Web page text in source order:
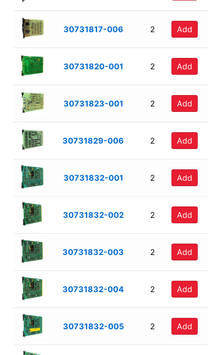
30731817-006 2 Add
30731820-001 2 Add
30731823-001 2 Add
30731829-006 2 Add
30731832-001 2 Add
30731832-002 2 Add
30731832-003 2 Add
30731832-004 2 Add
30731832-005 2 Add